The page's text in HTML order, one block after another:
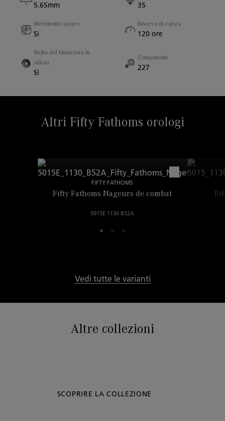
Fondello in zaffiro
Sì
Distanza fra le anse
5.65mm 35
Movimento sicuro
Sì
Riserva di carica
120 ore
Molla del bilanciere in
silicio
Sì
Componenti
227
Altri Fifty Fathoms orologi
FIFTY FATHOMS
Fifty Fathoms Nageurs de combat
5015E 1130 B52A
Vedi tutte le varianti
Altre collezioni
SCOPRIRE LA COLLEZIONE